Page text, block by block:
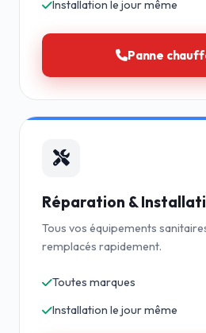
Installation le jour même
Panne
Réparation &
Tous vos équipements
remplacés rapidement.
Toutes marques
Installation le jour même